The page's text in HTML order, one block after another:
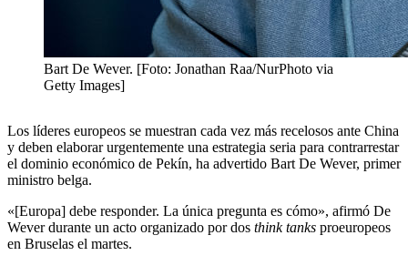
Bart De Wever. [Foto: Jonathan Raa/NurPhoto via
Getty Images]
Los líderes europeos se muestran cada vez más recelosos ante China
y deben elaborar urgentemente una estrategia seria para contrarrestar
el dominio económico de Pekín, ha advertido Bart De Wever, primer
ministro belga.
«[Europa] debe responder. La única pregunta es cómo», afirmó De
Wever durante un acto organizado por dos think tanks proeuropeos
en Bruselas el martes.